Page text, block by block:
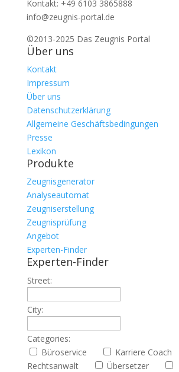
Kontakt: +49 6103 3865888
info@zeugnis-portal.de
©2013-2025 Das Zeugnis Portal
Über uns
Kontakt
Impressum
Über uns
Datenschutzerklärung
Allgemeine Geschäftsbedingungen
Presse
Lexikon
Produkte
Zeugnisgenerator
Analyseautomat
Zeugniserstellung
Zeugnisprüfung
Angebot
Experten-Finder
Experten-Finder
Street:
City:
Categories:
Büroservice
Karriere Coach
Rechtsanwalt
Übersetzer